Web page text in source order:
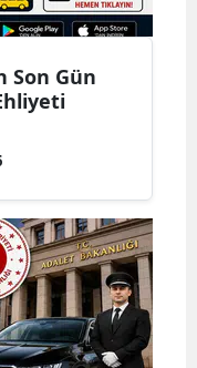
Son Gün